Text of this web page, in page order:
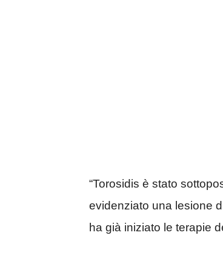
“Torosidis è stato
evidenziato una lesione
ha già iniziato le terapie